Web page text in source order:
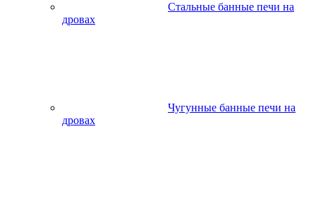
Стальные банные печи на
дровах
Чугунные банные печи на
дровах